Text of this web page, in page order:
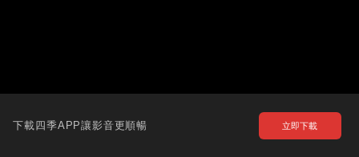
下載四季APP讓影音更順暢 立即下載